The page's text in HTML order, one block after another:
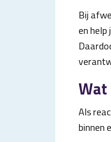
Bij
en
Wat
Als
binnen